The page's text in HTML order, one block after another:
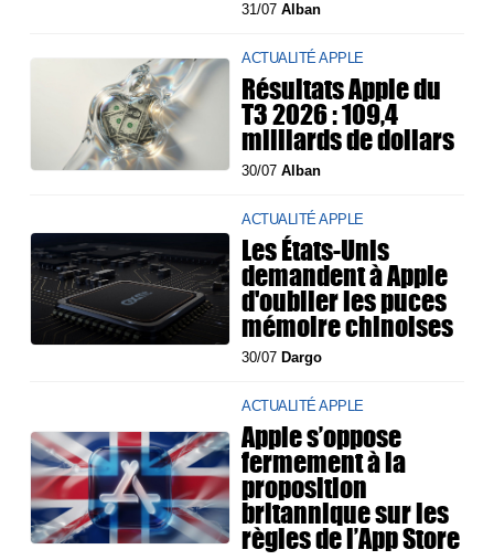
31/07Alban
ACTUALITÉ APPLE
Résultats Apple du
T3 2026 : 109,4
milliards de dollars
30/07Alban
ACTUALITÉ APPLE
Les États-Unis
demandent à Apple
d'oublier les puces
mémoire chinoises
30/07 Dargo
ACTUALITÉ APPLE
Apple s’oppose
fermement à la
proposition
britannique sur les
règles de l’App Store